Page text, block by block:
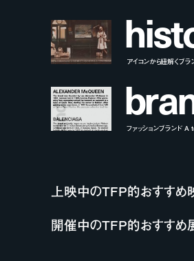
hist
アイコンから紐解くブラ
bra
ファッションブランド A
上映中のTFP的おすすめ
開催中のTFP的おすすめ